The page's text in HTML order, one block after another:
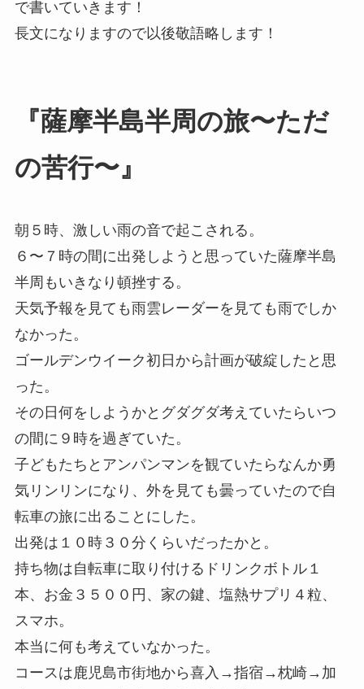
で書いていきます！
長文になりますので以後敬語略します！
『薩摩半島半周の旅〜ただ
の苦行〜』
朝５時、激しい雨の音で起こされる。
６〜７時の間に出発しようと思っていた薩摩半島
半周もいきなり頓挫する。
天気予報を見ても雨雲レーダーを見ても雨でしか
なかった。
ゴールデンウイーク初日から計画が破綻したと思
った。
その日何をしようかとグダグダ考えていたらいつ
の間に９時を過ぎていた。
子どもたちとアンパンマンを観ていたらなんか勇
気リンリンになり、外を見ても曇っていたので自
転車の旅に出ることにした。
出発は１０時３０分くらいだったかと。
持ち物は自転車に取り付けるドリンクボトル１
本、お金３５００円、家の鍵、塩熱サプリ４粒、
スマホ。
本当に何も考えていなかった。
コースは鹿児島市街地から喜入→指宿→枕崎→加